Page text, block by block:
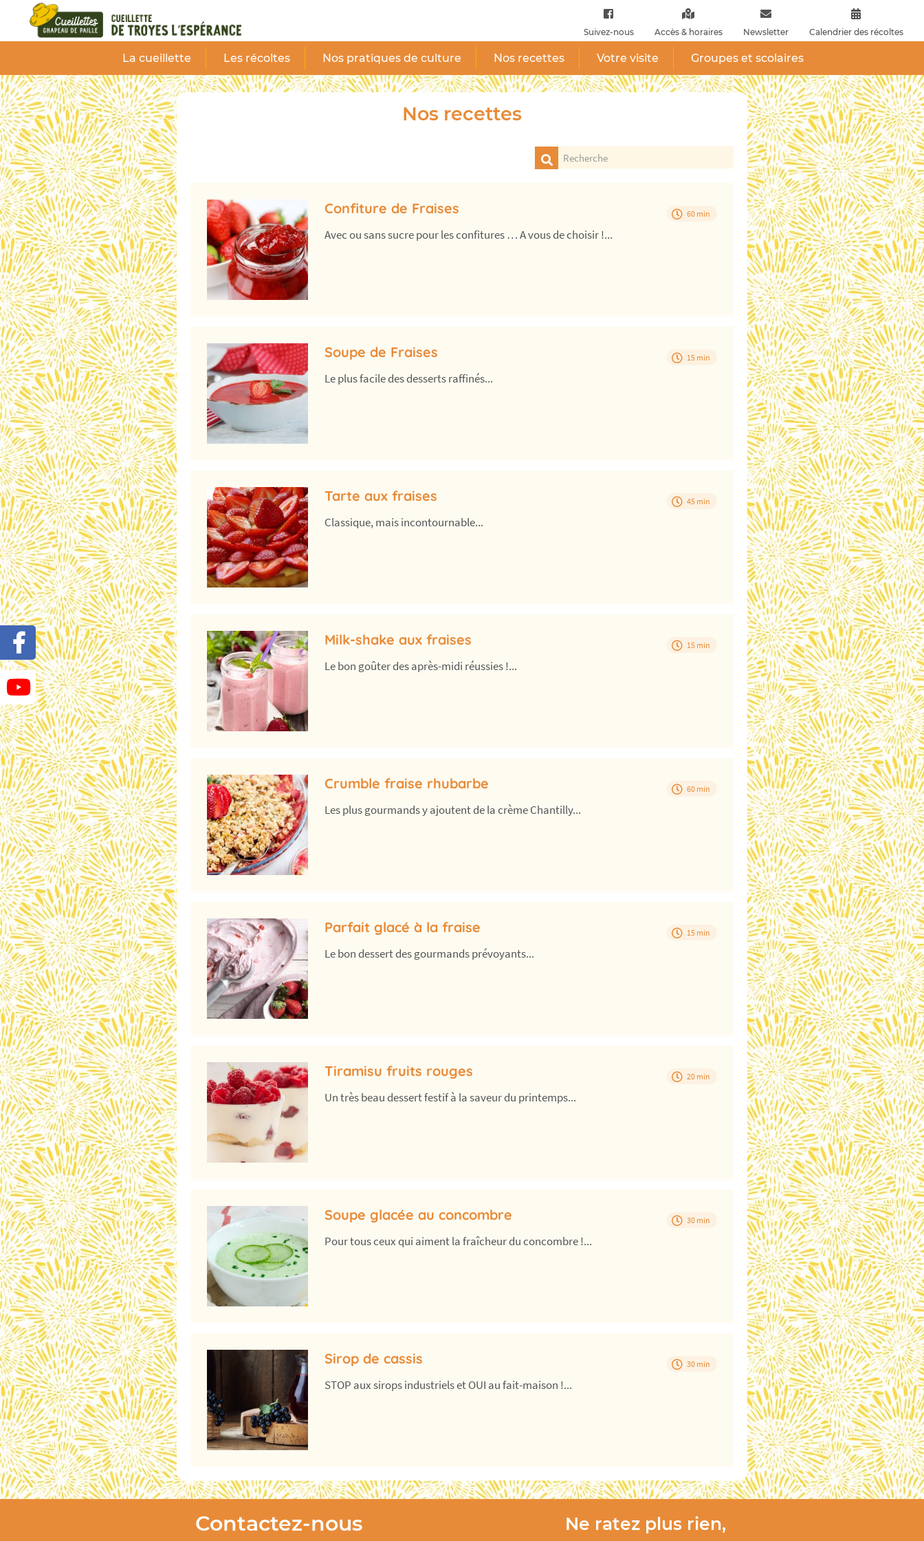
Suivez-nous Accès & horaires Newsletter Calendrier des récoltes
La cueillette Les récoltes Nos pratiques de culture Nos recettes Votre visite Groupes et scolaires
Nos recettes
Confiture de Fraises 60 min
Avec ou sans sucre pour les confitures … A vous de choisir !...
Soupe de Fraises 15 min
Le plus facile des desserts raffinés...
Tarte aux fraises 45 min
Classique, mais incontournable...
Milk-shake aux fraises 15 min
Le bon goûter des après-midi réussies !...
Crumble fraise rhubarbe 60 min
Les plus gourmands y ajoutent de la crème Chantilly...
Parfait glacé à la fraise 15 min
Le bon dessert des gourmands prévoyants...
Tiramisu fruits rouges 20 min
Un très beau dessert festif à la saveur du printemps...
Soupe glacée au concombre 30 min
Pour tous ceux qui aiment la fraîcheur du concombre !...
Sirop de cassis 30 min
STOP aux sirops industriels et OUI au fait-maison !...
Contactez-nous Ne ratez plus rien,
Panneau de gestion des cookies